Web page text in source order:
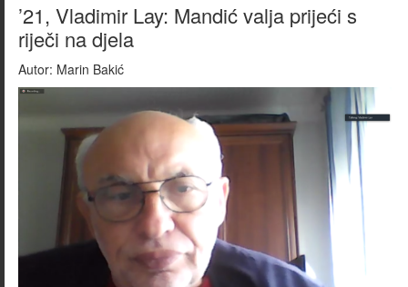
’21, Vladimir Lay: Mandić valja prijeći s
riječi na djela
Autor: Marin Bakić